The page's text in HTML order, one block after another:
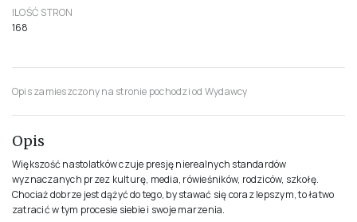
ILOŚĆ STRON
168
Opis zamieszczony na stronie pochodzi od Wydawcy
Opis
Większość nastolatków czuje presję nierealnych standardów
wyznaczanych przez kulturę, media, rówieśników, rodziców, szkołę.
Chociaż dobrze jest dążyć do tego, by stawać się coraz lepszym, to łatwo
zatracić w tym procesie siebie i swoje marzenia.